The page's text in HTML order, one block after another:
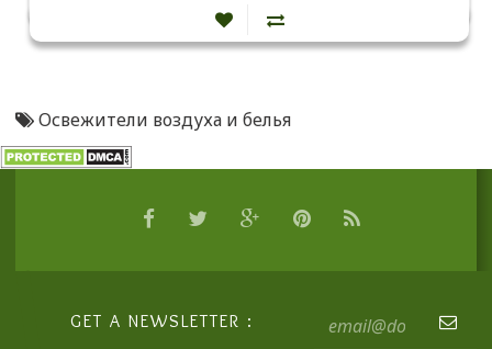
Освежители воздуха и белья
GET A NEWSLETTER :